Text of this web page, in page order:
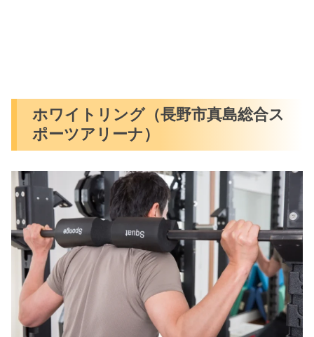
ホワイトリング（長野市真島総合ス
ポーツアリーナ）